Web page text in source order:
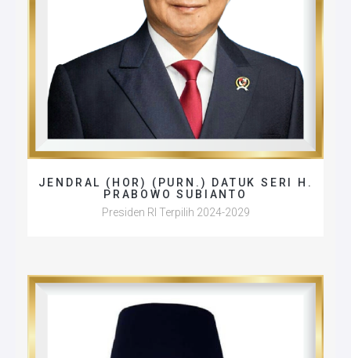
JENDRAL (HOR) (PURN.) DATUK SERI H.
PRABOWO SUBIANTO
Presiden RI Terpilih 2024-2029